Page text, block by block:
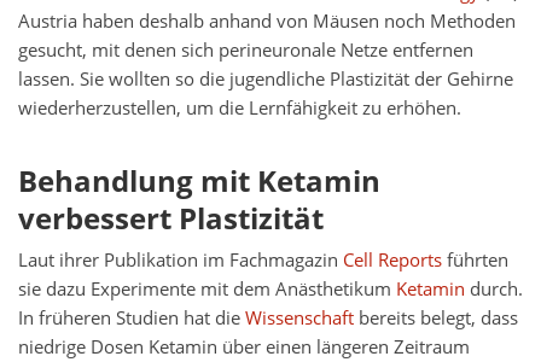
Austria haben deshalb anhand von Mäusen noch Methoden
gesucht, mit denen sich perineuronale Netze entfernen
lassen. Sie wollten so die jugendliche Plastizität der Gehirne
wiederherzustellen, um die Lernfähigkeit zu erhöhen.
Behandlung mit Ketamin
verbessert Plastizität
Laut ihrer Publikation im Fachmagazin Cell Reportsführten
sie dazu Experimente mit dem Anästhetikum Ketamin durch.
In früheren Studien hat dieWissenschaft bereits belegt, dass
niedrige Dosen Ketamin über einen längeren Zeitraum